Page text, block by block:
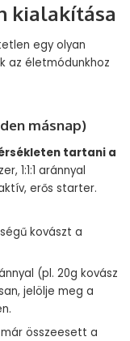
kialakítása
egy olyan
az életmódunkhoz
másnap)
tartani a
1:1:1 aránnyal
erős starter.
kovászt a
(pl. 20g kovász
jelölje meg a
összeesett a